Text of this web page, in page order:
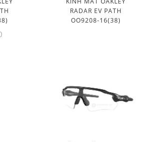
RADAR EV PATH
OO9208-16(38)